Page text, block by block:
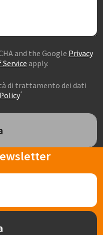
and the Google Privacy
apply.
di trattamento dei dati
*